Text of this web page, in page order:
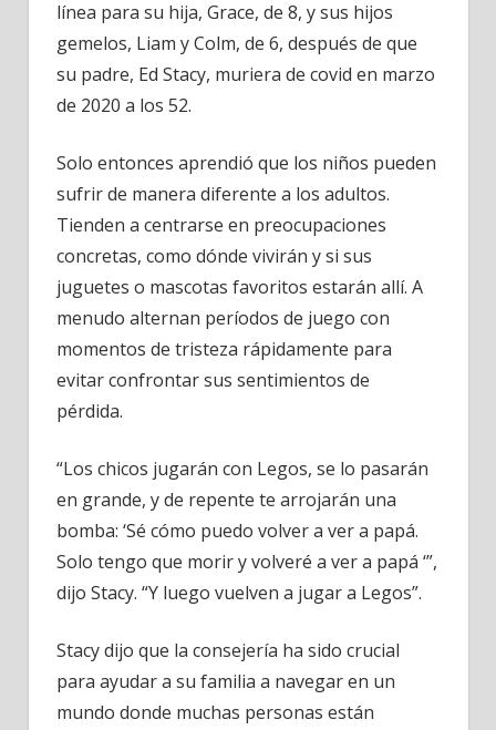
línea para su hija, Grace, de 8, y sus hijos
gemelos, Liam y Colm, de 6, después de que
su padre, Ed Stacy, muriera de covid en marzo
de 2020 a los 52.
Solo entonces aprendió que los niños pueden
sufrir de manera diferente a los adultos.
Tienden a centrarse en preocupaciones
concretas, como dónde vivirán y si sus
juguetes o mascotas favoritos estarán allí. A
menudo alternan períodos de juego con
momentos de tristeza rápidamente para
evitar confrontar sus sentimientos de
pérdida.
“Los chicos jugarán con Legos, se lo pasarán
en grande, y de repente te arrojarán una
bomba: ‘Sé cómo puedo volver a ver a papá.
Solo tengo que morir y volveré a ver a papá ‘”,
dijo Stacy. “Y luego vuelven a jugar a Legos”.
Stacy dijo que la consejería ha sido crucial
para ayudar a su familia a navegar en un
mundo donde muchas personas están